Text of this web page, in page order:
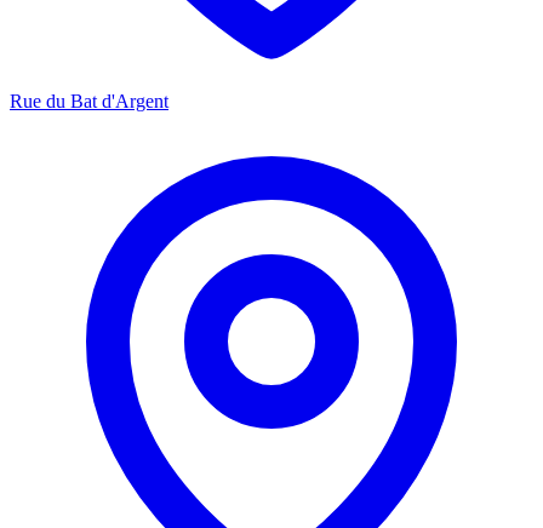
Rue du Bat d'Argent